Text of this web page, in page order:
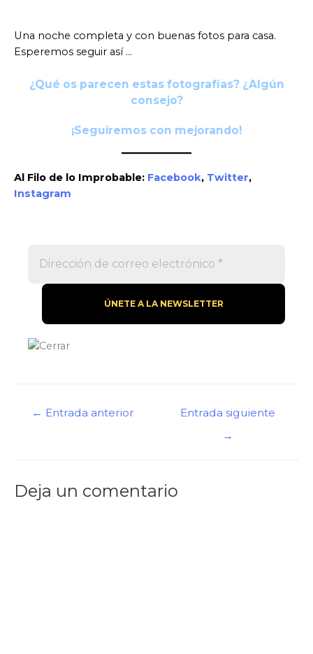
Una noche completa y con buenas fotos para casa.
Esperemos seguir así …
¿Qué os parecen estas fotografías? ¿Algún
consejo?
¡Seguiremos con mejorando!
Al Filo de lo Improbable: Facebook, Twitter,
Instagram
Navegación
← Entrada anterior
Entrada siguiente
→
Deja un comentario